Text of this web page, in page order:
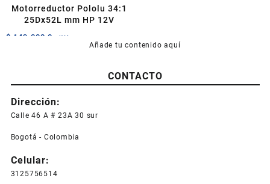
Motorreductor Pololu 34:1
25Dx52L mm HP 12V
$ 149.000,0 +IVA
Añade tu contenido aquí
CONTACTO
Dirección:
Calle 46 A # 23A 30 sur
Bogotá - Colombia
Celular:
3125756514